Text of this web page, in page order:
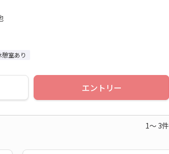
憩室あり
エントリー
1～ 3件